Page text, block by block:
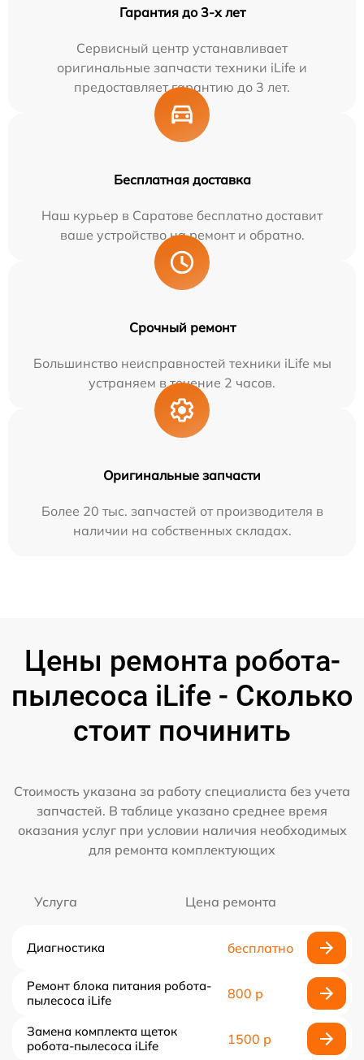
Гарантия до 3-х лет
Сервисный центр устанавливает
оригинальные запчасти техники iLife и
предоставляет гарантию до 3 лет.
Бесплатная доставка
Наш курьер в Саратове бесплатно доставит
ваше устройство на ремонт и обратно.
Срочный ремонт
Большинство неисправностей техники iLife мы
устраняем в течение 2 часов.
Оригинальные запчасти
Более 20 тыс. запчастей от производителя в
наличии на собственных складах.
Цены ремонта робота-
пылесоса iLife - Сколько
стоит починить
Стоимость указана за работу специалиста без учета
запчастей. В таблице указано среднее время
оказания услуг при условии наличия необходимых
для ремонта комплектующих
Услуга Цена ремонта
Диагностика бесплатно
Ремонт блока питания робота-
пылесоса iLife
800 р
Замена комплекта щеток
робота-пылесоса iLife
1500 р